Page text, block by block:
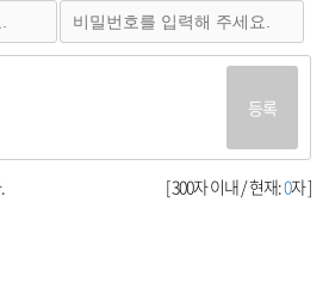
등록
[ 300자 이내 / 현재:0자 ]